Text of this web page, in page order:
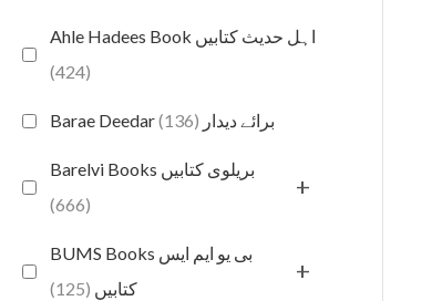
Ahle Hadees Book اہل حدیث کتابیں
(424)
Barae Deedar برائے دیدار (136)
Barelvi Books بریلوی کتابیں
(666)
+
BUMS Books بی یو ایم ایس
کتابیں (125)
+